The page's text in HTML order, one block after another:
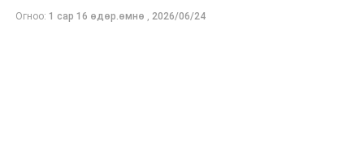
Огноо: 1 сар 16 өдөр.өмнө , 2026/06/24